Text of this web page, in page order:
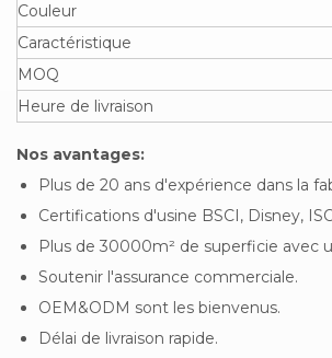
Couleur
Caractéristique
MOQ
Heure de livraison
Nos avantages:
Plus de 20 ans d'expérience dans la
Certifications d'usine BSCI, Disney,
Plus de 30000m² de superficie avec
Soutenir l'assurance commerciale.
OEM&ODM sont les bienvenus.
Délai de livraison rapide.